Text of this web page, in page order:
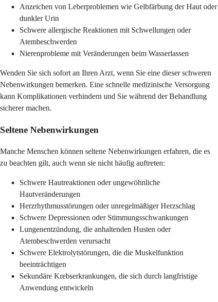
Anzeichen von Leberproblemen wie Gelbfärbung der Haut oder
dunkler Urin
Schwere allergische Reaktionen mit Schwellungen oder
Atembeschwerden
Nierenprobleme mit Veränderungen beim Wasserlassen
Wenden Sie sich sofort an Ihren Arzt, wenn Sie eine dieser schweren
Nebenwirkungen bemerken. Eine schnelle medizinische Versorgung
kann Komplikationen verhindern und Sie während der Behandlung
sicherer machen.
Seltene Nebenwirkungen
Manche Menschen können seltene Nebenwirkungen erfahren, die es
zu beachten gilt, auch wenn sie nicht häufig auftreten:
Schwere Hautreaktionen oder ungewöhnliche
Hautveränderungen
Herzrhythmusstörungen oder unregelmäßiger Herzschlag
Schwere Depressionen oder Stimmungsschwankungen
Lungenentzündung, die anhaltenden Husten oder
Atembeschwerden verursacht
Schwere Elektrolytstörungen, die die Muskelfunktion
beeinträchtigen
Sekundäre Krebserkrankungen, die sich durch langfristige
Anwendung entwickeln